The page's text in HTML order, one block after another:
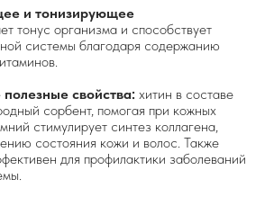
и тонизирующее
тонус организма и способствует
системы благодаря содержанию
свойства: хитин в составе
сорбент, помогая при кожных
стимулирует синтез коллагена,
состояния кожи и волос. Также
для профилактики заболеваний